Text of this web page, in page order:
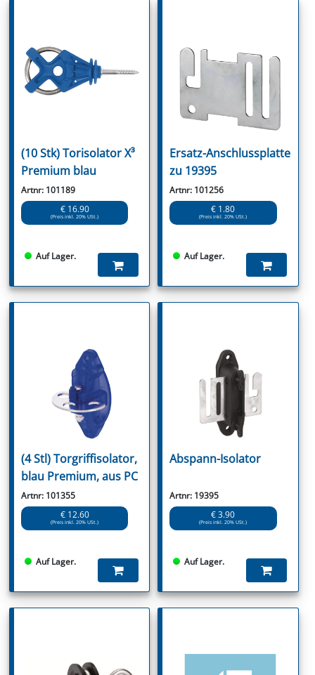
(10 Stk) Torisolator X³
Premium blau
Artnr: 101189
€ 16.90
(Preis inkl. 20% USt.)
Auf Lager.
Ersatz-Anschlussplatte
zu 19395
Artnr: 101256
€ 1.80
(Preis inkl. 20% USt.)
Auf Lager.
(4 Stl) Torgriffisolator,
blau Premium, aus PC
Artnr: 101355
€ 12.60
(Preis inkl. 20% USt.)
Auf Lager.
Abspann-Isolator
Artnr: 19395
€ 3.90
(Preis inkl. 20% USt.)
Auf Lager.